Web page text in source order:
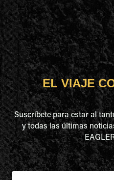
EL VIAJE
Suscríbete para estar al
y todas las últimas